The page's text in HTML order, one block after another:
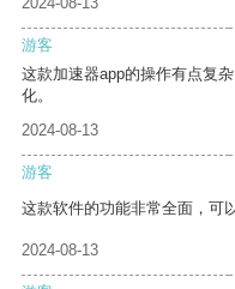
游客
这款加速器app的操作有点复
化。
2024-08-13
游客
这款软件的功能非常全面，可
2024-08-13